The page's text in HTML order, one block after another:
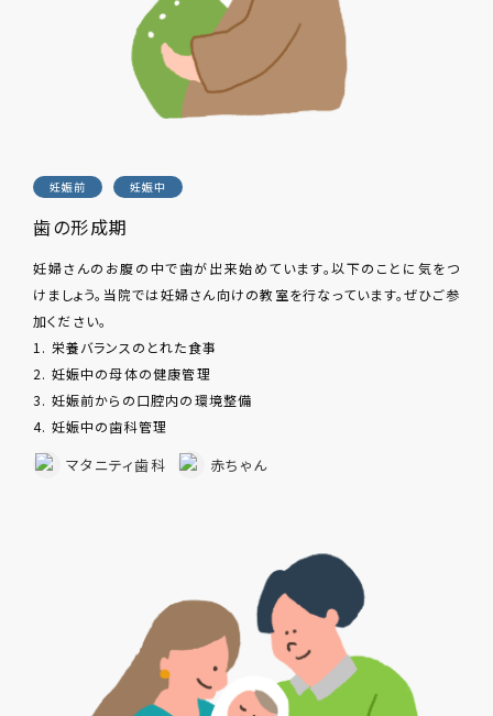
妊娠前 妊娠中
歯の形成期
妊婦さんのお腹の中で歯が出来始めています。以下のことに気をつ
けましょう。当院では妊婦さん向けの教室を行なっています。ぜひご参
加ください。
1. 栄養バランスのとれた食事
2. 妊娠中の母体の健康管理
3. 妊娠前からの口腔内の環境整備
4. 妊娠中の歯科管理
マタニティ歯科 赤ちゃん